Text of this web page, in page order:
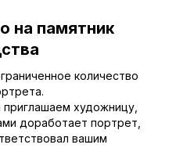
на памятник
количество
художницу,
доработает портрет,
вашим